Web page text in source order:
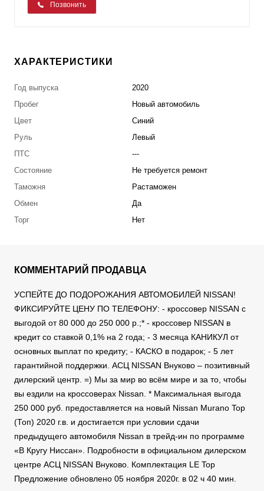
Позвонить
ХАРАКТЕРИСТИКИ
Год выпуска
2020
Пробег
Новый автомобиль
Цвет
Синий
Руль
Левый
ПТС
---
Состояние
Не требуется ремонт
Таможня
Растаможен
Обмен
Да
Торг
Нет
КОММЕНТАРИЙ ПРОДАВЦА
УСПЕЙТЕ ДО ПОДОРОЖАНИЯ АВТОМОБИЛЕЙ NISSAN!
ФИКСИРУЙТЕ ЦЕНУ ПО ТЕЛЕФОНУ: - кроссовер NISSAN с
выгодой от 80 000 до 250 000 р.;* - кроссовер NISSAN в
кредит со ставкой 0,1% на 2 года; - 3 месяца КАНИКУЛ от
основных выплат по кредиту; - КАСКО в подарок; - 5 лет
гарантийной поддержки. АСЦ NISSAN Внуково – позитивный
дилерский центр. =) Мы за мир во всём мире и за то, чтобы
вы ездили на кроссоверах Nissan. * Максимальная выгода
250 000 руб. предоставляется на новый Nissan Murano Top
(Топ) 2020 г.в. и достигается при условии сдачи
предыдущего автомобиля Nissan в трейд-ин по программе
«В Кругу Ниссан». Подробности в официальном дилерском
центре АСЦ NISSAN Внуково. Комплектация LE Top
Предложение обновлено 05 ноября 2020г. в 02 ч 40 мин.